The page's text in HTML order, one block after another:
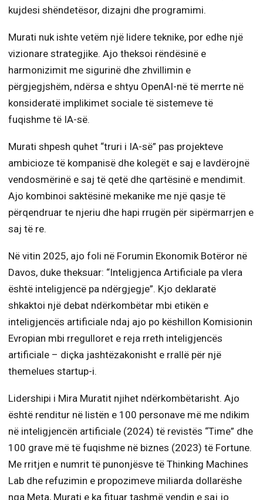
kujdesi shëndetësor, dizajni dhe programimi.
Murati nuk ishte vetëm një lidere teknike, por edhe një
vizionare strategjike. Ajo theksoi rëndësinë e
harmonizimit me sigurinë dhe zhvillimin e
përgjegjshëm, ndërsa e shtyu OpenAI-në të merrte në
konsideratë implikimet sociale të sistemeve të
fuqishme të IA-së.
Murati shpesh quhet “truri i IA-së” pas projekteve
ambicioze të kompanisë dhe kolegët e saj e lavdërojnë
vendosmërinë e saj të qetë dhe qartësinë e mendimit.
Ajo kombinoi saktësinë mekanike me një qasje të
përqendruar te njeriu dhe hapi rrugën për sipërmarrjen e
saj të re.
Në vitin 2025, ajo foli në Forumin Ekonomik Botëror në
Davos, duke theksuar: “Inteligjenca Artificiale pa vlera
është inteligjencë pa ndërgjegje”. Kjo deklaratë
shkaktoi një debat ndërkombëtar mbi etikën e
inteligjencës artificiale ndaj ajo po këshillon Komisionin
Evropian mbi rregulloret e reja rreth inteligjencës
artificiale – diçka jashtëzakonisht e rrallë për një
themelues startup-i.
Lidershipi i Mira Muratit njihet ndërkombëtarisht. Ajo
është renditur në listën e 100 personave më me ndikim
në inteligjencën artificiale (2024) të revistës “Time” dhe
100 grave më të fuqishme në biznes (2023) të Fortune.
Me rritjen e numrit të punonjësve të Thinking Machines
Lab dhe refuzimin e propozimeve miliarda dollarëshe
nga Meta, Murati e ka fituar tashmë vendin e saj jo